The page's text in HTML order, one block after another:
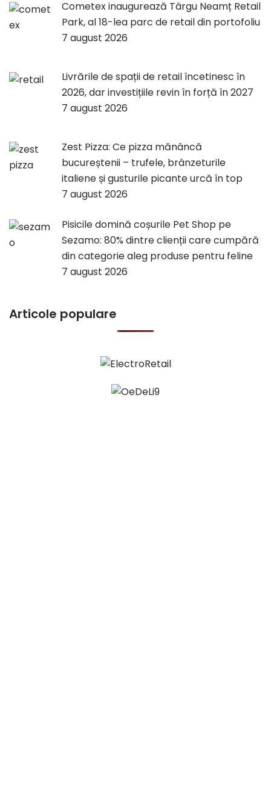
Cometex inaugurează Târgu Neamț Retail
Park, al 18-lea parc de retail din portofoliu
7 august 2026
Livrările de spații de retail încetinesc în
2026, dar investițiile revin în forță în 2027
7 august 2026
Zest Pizza: Ce pizza mănâncă
bucureștenii – trufele, brânzeturile
italiene și gusturile picante urcă în top
7 august 2026
Pisicile domină coșurile Pet Shop pe
Sezamo: 80% dintre clienții care cumpără
din categorie aleg produse pentru feline
7 august 2026
Articole populare